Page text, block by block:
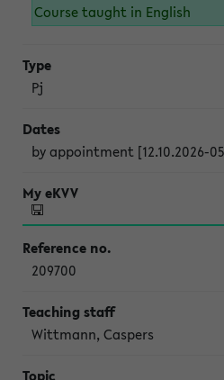
Course taught in English
Pj
by appointment [12.10.2026-
209700
Wittmann, Caspers